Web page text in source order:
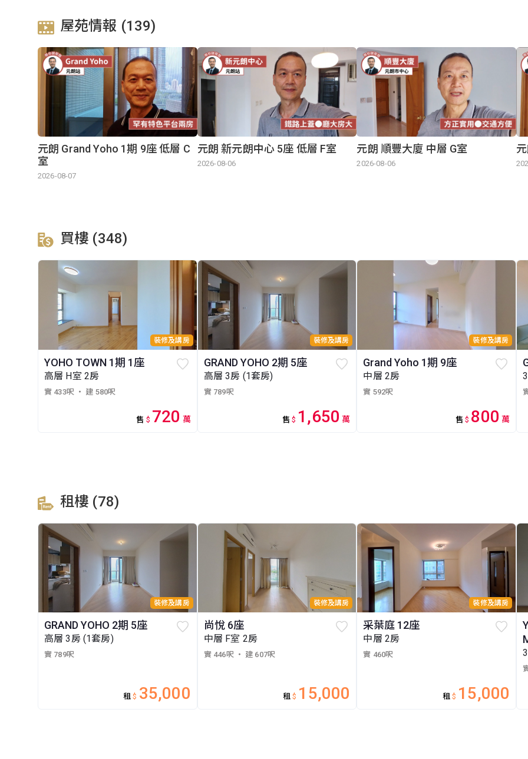
屋苑情報 (139)
元朗 Grand Yoho 1期 9座 低層 C
室
2026-08-07
元朗 新元朗中心 5座 低層 F室
2026-08-06
元朗 順豐大廈 中層 G室
2026-08-06
買樓 (348)
裝修及講房
YOHO TOWN 1期 1座
高層 H室 2房
實 433呎 ・ 建 580呎
售 $ 720 萬
裝修及講房
GRAND YOHO 2期 5座
高層 3房 (1套房)
實 789呎
售 $ 1,650 萬
裝修及講房
Grand Yoho 1期 9座
中層 2房
實 592呎
售 $ 800 萬
租樓 (78)
裝修及講房
GRAND YOHO 2期 5座
高層 3房 (1套房)
實 789呎
租 $ 35,000
裝修及講房
尚悅 6座
中層 F室 2房
實 446呎 ・ 建 607呎
租 $ 15,000
裝修及講房
采葉庭 12座
中層 2房
實 460呎
租 $ 15,000